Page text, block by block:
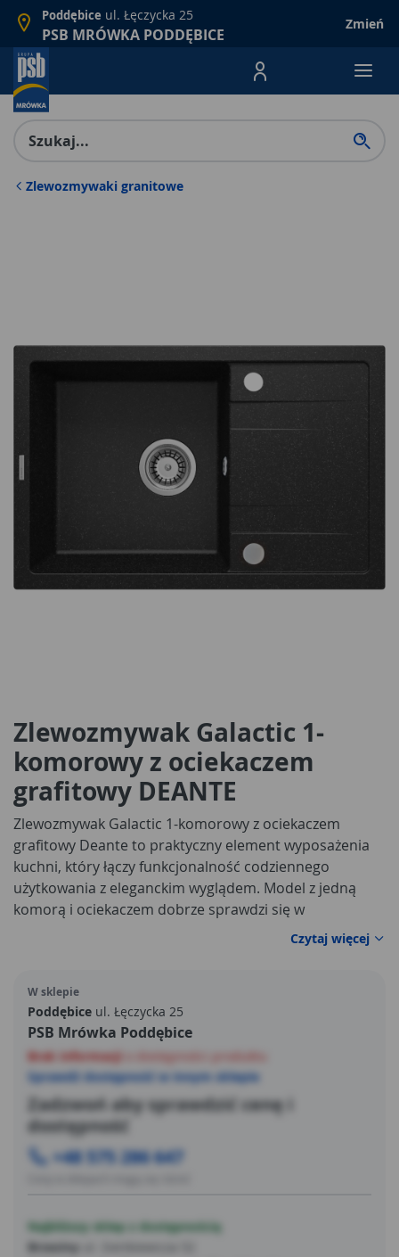
Poddębice ul. Łęczycka 25
PSB MRÓWKA PODDĘBICE
Zmień
Menu Produktów,
Zlewozmywaki granitowe
Zlewozmywak Galactic 1-
komorowy z ociekaczem
grafitowy DEANTE
Zlewozmywak Galactic 1-komorowy z ociekaczem
grafitowy Deante to praktyczny element wyposażenia
kuchni, który łączy funkcjonalność codziennego
użytkowania z eleganckim wyglądem. Model z jedną
komorą i ociekaczem dobrze sprawdzi się w
mieszkaniach, domach oraz aneksach kuchennych,
gdzie liczy się wygodne zmywanie, płukanie produktów i
całości nowoczesny charakter i dobrze komponuje się z
blatami w odcieniach drewna, betonu, bieli, czerni oraz
szarości.
Czytaj więcej
W sklepie
Poddębice ul. Łęczycka 25
PSB Mrówka Poddębice
Brak informacji
Sprawdź dostępność w innym sklepie
Zadzwoń aby sprawdzić cenę i
dostępność
+48 575 286 647
Najbliższy sklep z dostępnością
Brzeziny